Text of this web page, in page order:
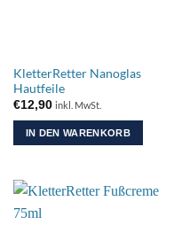
KletterRetter Nanoglas
Hautfeile
€12,90 inkl. MwSt.
IN DEN WARENKORB